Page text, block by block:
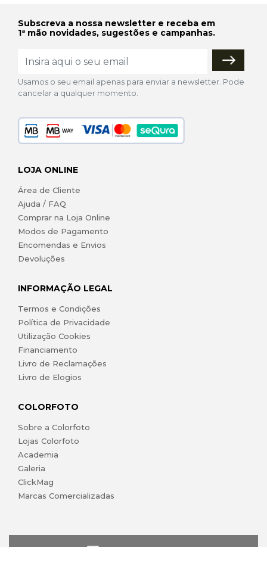
Subscreva a nossa newsletter e receba em
1ª mão novidades, sugestões e campanhas.
Usamos o seu email apenas para enviar a newsletter. Pode
cancelar a qualquer momento.
LOJA ONLINE
Área de Cliente
Ajuda / FAQ
Comprar na Loja Online
Modos de Pagamento
Encomendas e Envios
Devoluções
INFORMAÇÃO LEGAL
Termos e Condições
Política de Privacidade
Utilização Cookies
Financiamento
Livro de Reclamações
Livro de Elogios
COLORFOTO
Sobre a Colorfoto
Lojas Colorfoto
Academia
Galeria
ClickMag
Marcas Comercializadas
lojaonline@colorfoto.pt